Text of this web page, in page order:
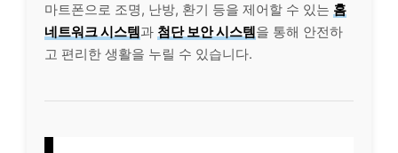
마트폰으로 조명, 난방, 환기 등을 제어할 수 있는 홈
네트워크 시스템과 첨단 보안 시스템을 통해 안전하
고 편리한 생활을 누릴 수 있습니다.